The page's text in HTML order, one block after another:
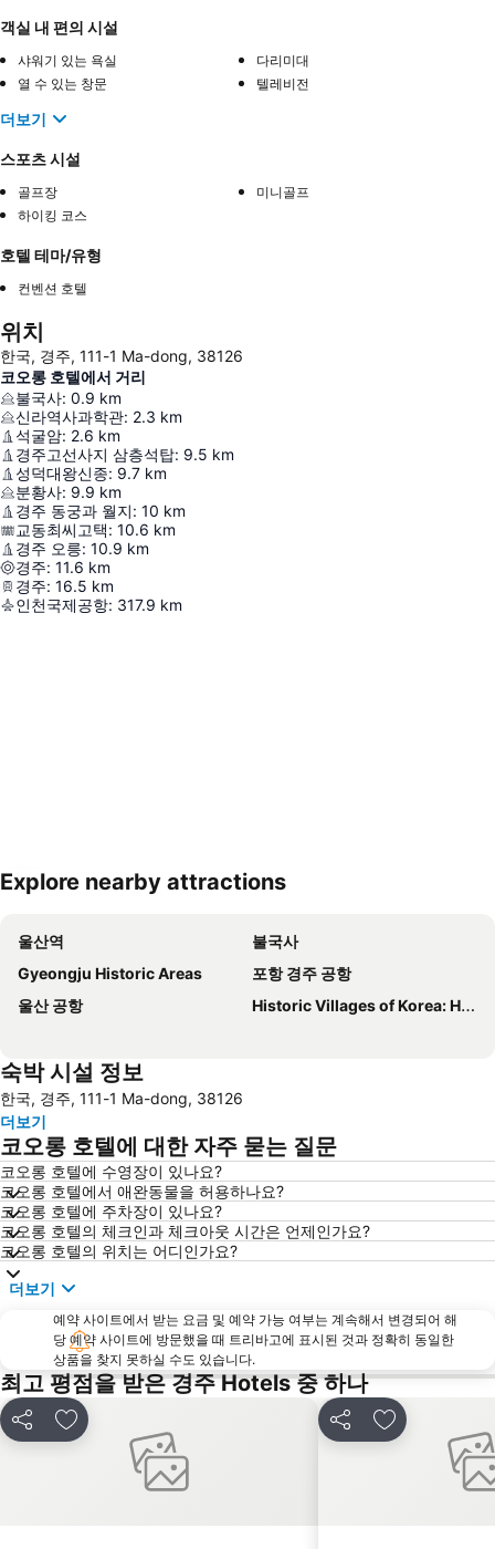
객실 내 편의 시설
샤워기 있는 욕실
다리미대
열 수 있는 창문
텔레비전
더보기
스포츠 시설
골프장
미니골프
하이킹 코스
호텔 테마/유형
컨벤션 호텔
위치
한국, 경주, 111-1 Ma-dong, 38126
코오롱 호텔에서 거리
불국사: 0.9 km
신라역사과학관: 2.3 km
석굴암: 2.6 km
경주고선사지 삼층석탑: 9.5 km
성덕대왕신종: 9.7 km
분황사: 9.9 km
경주 동궁과 월지: 10 km
교동최씨고택: 10.6 km
경주 오릉: 10.9 km
경주: 11.6 km
경주: 16.5 km
인천국제공항: 317.9 km
Explore nearby attractions
울산역
불국사
Gyeongju Historic Areas
포항 경주 공항
울산 공항
Historic Villages of Korea: Hahoe and Yangdong
숙박 시설 정보
한국, 경주, 111-1 Ma-dong, 38126
더보기
코오롱 호텔에 대한 자주 묻는 질문
코오롱 호텔에 수영장이 있나요?
코오롱 호텔에서 애완동물을 허용하나요?
코오롱 호텔에 주차장이 있나요?
코오롱 호텔의 체크인과 체크아웃 시간은 언제인가요?
코오롱 호텔의 위치는 어디인가요?
더보기
예약 사이트에서 받는 요금 및 예약 가능 여부는 계속해서 변경되어 해
당 예약 사이트에 방문했을 때 트리바고에 표시된 것과 정확히 동일한
상품을 찾지 못하실 수도 있습니다.
최고 평점을 받은 경주 Hotels 중 하나
공유 즐겨찾기에 추가 공유 즐겨찾기에